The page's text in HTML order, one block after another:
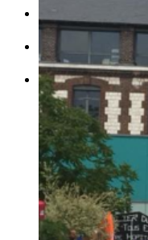
MULTIMÉDIAS